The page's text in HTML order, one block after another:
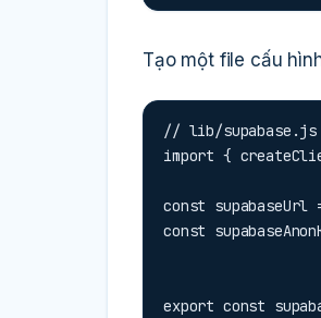
Tạo một file cấu
// lib/supabase.js
import {
const supabaseUrl =
const
export const